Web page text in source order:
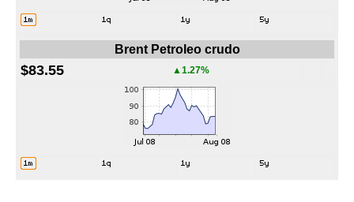
Brent Petroleo crudo
$83.55 ▲1.27%